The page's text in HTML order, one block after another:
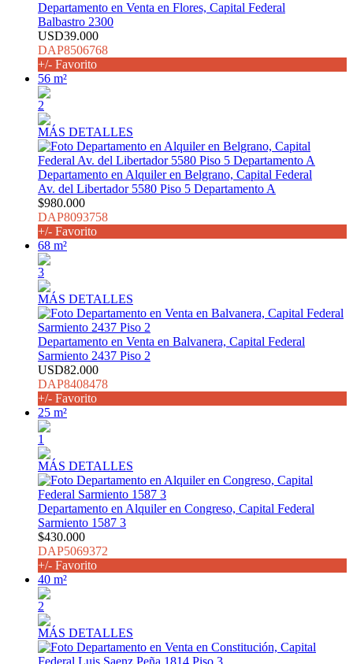
Departamento en Venta en Flores, Capital Federal
Balbastro 2300
USD39.000
DAP8506768
+/- Favorito
56 m²
2
MÁS DETALLES
Departamento en Alquiler en Belgrano, Capital Federal
Av. del Libertador 5580 Piso 5 Departamento A
$980.000
DAP8093758
+/- Favorito
68 m²
3
MÁS DETALLES
Departamento en Venta en Balvanera, Capital Federal
Sarmiento 2437 Piso 2
USD82.000
DAP8408478
+/- Favorito
25 m²
1
MÁS DETALLES
Departamento en Alquiler en Congreso, Capital Federal
Sarmiento 1587 3
$430.000
DAP5069372
+/- Favorito
40 m²
2
MÁS DETALLES